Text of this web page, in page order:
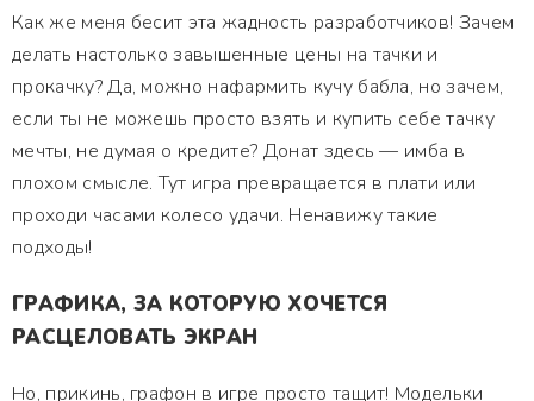
Как же меня бесит эта жадность разработчиков! Зачем
делать настолько завышенные цены на тачки и
прокачку? Да, можно нафармить кучу бабла, но зачем,
если ты не можешь просто взять и купить себе тачку
мечты, не думая о кредите? Донат здесь — имба в
плохом смысле. Тут игра превращается в плати или
проходи часами колесо удачи. Ненавижу такие
подходы!
ГРАФИКА, ЗА КОТОРУЮ ХОЧЕТСЯ
РАСЦЕЛОВАТЬ ЭКРАН
Но, прикинь, графон в игре просто тащит! Модельки